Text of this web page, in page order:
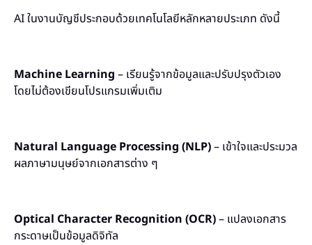
AI ในงานบัญชีประกอบด้วยเทคโนโลยีหลักหลายประเภท ดังนี้
Machine Learning – เรียนรู้จากข้อมูลและปรับปรุงตัวเอง
โดยไม่ต้องเขียนโปรแกรมเพิ่มเติม
Natural Language Processing (NLP)– เข้าใจและประมวล
ผลภาษามนุษย์จากเอกสารต่าง ๆ
Optical Character Recognition (OCR)– แปลงเอกสาร
กระดาษเป็นข้อมูลดิจิทัล